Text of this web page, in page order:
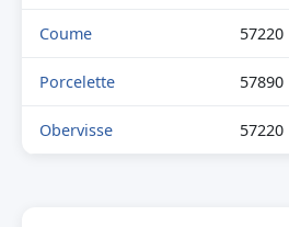
Coume 57220
Porcelette 57890
Obervisse 57220